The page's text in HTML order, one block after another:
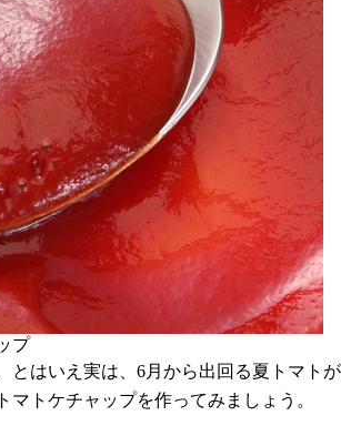
プ
とはいえ実は、6月から出回る夏トマト
トケチャップを作ってみましょう。